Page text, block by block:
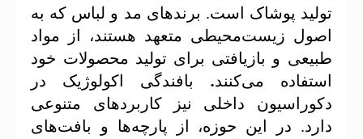
تولید پوشاک است. برندهای مد و لباس که به
اصول زیست‌محیطی متعهد هستند، از مواد
طبیعی و بازیافتی برای تولید محصولات خود
استفاده می‌کنند.
بافندگی اکولوژیک در
دکوراسیون داخلی نیز کاربردهای متنوعی
دارد. در این حوزه، از پارچه‌ها و بافت‌های